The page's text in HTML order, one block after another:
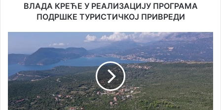
ВЛАДА КРЕЋЕ У РЕАЛИЗАЦИЈУ ПРОГРАМА
ПОДРШКЕ ТУРИСТИЧКОЈ ПРИВРЕДИ
САОБРАЋАЈА
ЛУШТИЦИ